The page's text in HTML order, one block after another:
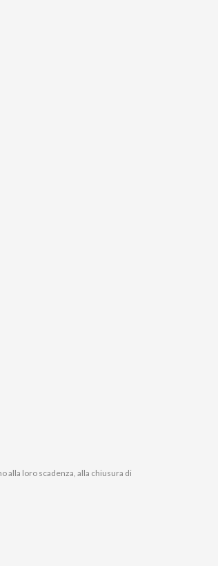
alla loro scadenza, alla chiusura di